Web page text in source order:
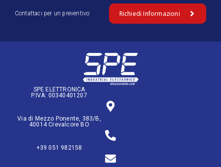
Contattaci per un preventivo Richiedi Informazioni
SPE ELETTRONICA
P.IVA: 00340401207
Via di Mezzo Ponente, 383/B,
40014 Crevalcore BO
+39 051 982158